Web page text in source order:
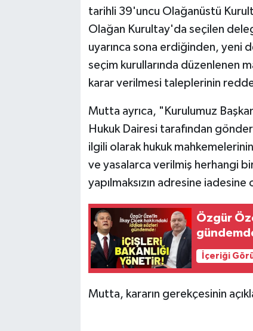
tarihli 39'uncu Olağanüstü
Olağan Kurultay'da seçilen
uyarınca sona erdiğinden, yeni
seçim kurullarında düzenlenen
karar verilmesi taleplerinin
Mutta ayrıca, "Kurulumuz
Hukuk Dairesi tarafından
ilgili olarak hukuk mahkemelerinin
ve yasalarca verilmiş herhangi
yapılmaksızın adresine
Özgür
İçeriği
Mutta, kararın gerekçesinin